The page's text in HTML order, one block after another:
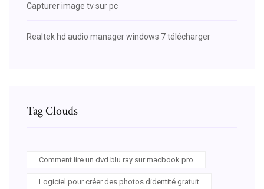
Capturer image tv sur pc
Realtek hd audio manager windows 7 télécharger
Tag Clouds
Comment lire un dvd blu ray sur macbook pro
Logiciel pour créer des photos didentité gratuit